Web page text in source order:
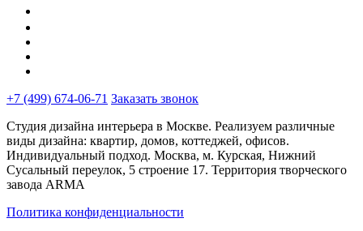
+7 (499) 674-06-71 Заказать звонок
Студия дизайна интерьера в Москве. Реализуем различные
виды дизайна: квартир, домов, коттеджей, офисов.
Индивидуальный подход. Москва, м. Курская, Нижний
Сусальный переулок, 5 строение 17. Территория творческого
завода ARMA
Политика конфиденциальности